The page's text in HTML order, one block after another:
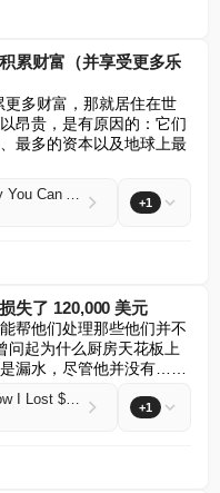
累财富（并享受更多乐
更多财富，那就居住在世
昂贵，是有原因的：它们
最多的资本以及地球上最
Live In The Most Expensive City You Can Afford To Build Wealth (And Have More Fun) +1
失了 120,000 美元
帮他们处理那些他们并不
问起为什么厨房天花板上
漏水，尽管他并没有……
The Power Of Doing Nothing: How I Lost $120,000 By Not Waiting +1